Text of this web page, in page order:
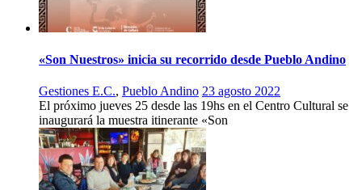
«Son Nuestros» inicia su recorrido desde Pueblo Andino
Gestiones E.C., Pueblo Andino 23 agosto 2022
El próximo jueves 25 desde las 19hs en el Centro Cultural se
inaugurará la muestra itinerante «Son